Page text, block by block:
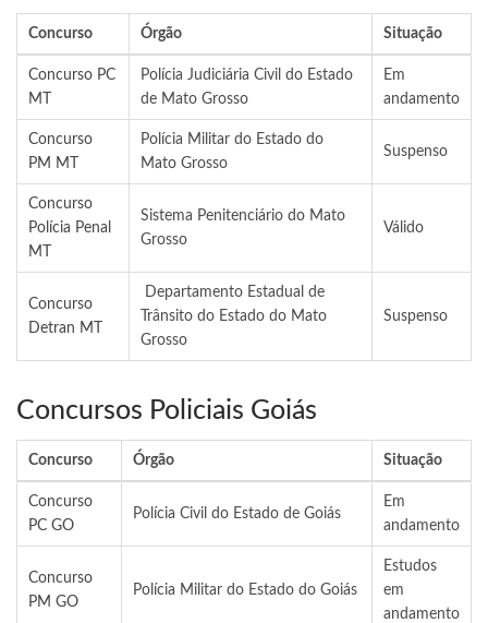
Concurso Órgão Situação
Concurso PC
MT
Polícia Judiciária Civil do Estado
de Mato Grosso
Em
andamento
Concurso
PM MT
Polícia Militar do Estado do
Mato Grosso
Suspenso
Concurso
Polícia Penal
MT
Sistema Penitenciário do Mato
Grosso
Válido
Concurso
Detran MT
Departamento Estadual de
Trânsito do Estado do Mato
Grosso
Suspenso
Concursos Policiais Goiás
Concurso Órgão Situação
Concurso
PC GO
Polícia Civil do Estado de Goiás
Em
andamento
Concurso
PM GO
Polícia Militar do Estado do Goiás
Estudos
em
andamento